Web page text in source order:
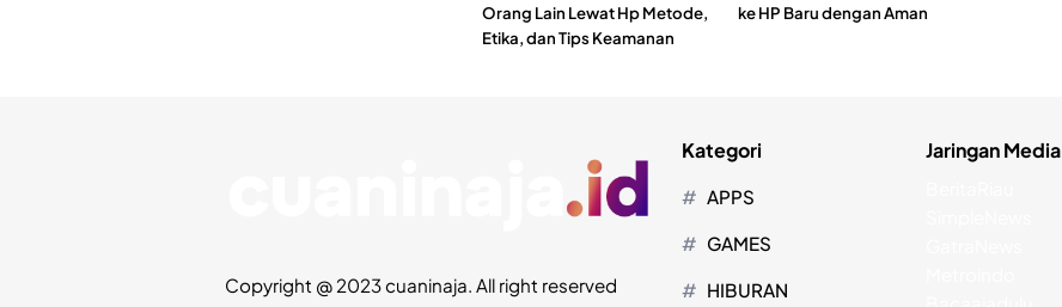
Orang Lain Lewat Hp Metode,
Etika, dan Tips Keamanan
ke HP Baru dengan Aman
Copyright @ 2023 cuaninaja. All right reserved
Kategori
APPS
GAMES
HIBURAN
Jaringan Media